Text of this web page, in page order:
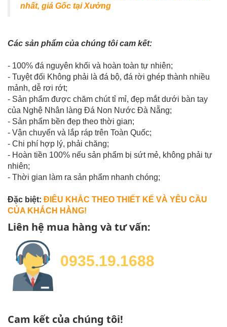
nhất, giá Gốc tại Xưởng
Các sản phẩm của chúng tôi cam kết:
- 100% đá nguyên khối và hoàn toàn tự nhiên;
- Tuyệt đối Không phải là đá bộ, đá rời ghép thành nhiều
mảnh, dễ rơi rớt;
- Sản phẩm được chăm chút tỉ mỉ, đẹp mắt dưới bàn tay
của Nghệ Nhân làng Đá Non Nước Đà Nẵng;
- Sản phẩm bền đẹp theo thời gian;
- Vận chuyển và lắp ráp trên Toàn Quốc;
- Chi phí hợp lý, phải chăng;
- Hoàn tiền 100% nếu sản phẩm bị sứt mẻ, không phải tự
nhiên;
- Thời gian làm ra sản phẩm nhanh chóng;
Đặc biệt: ĐIÊU KHẮC THEO THIẾT KẾ VÀ YÊU CẦU
CỦA KHÁCH HÀNG!
Liên hệ mua hàng và tư vấn:
0935.19.1688
Cam kết của chúng tôi!